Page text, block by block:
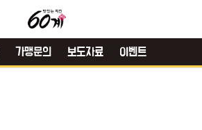
가맹문의 보도자료 이벤트